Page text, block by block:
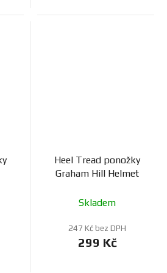
Heel Tread ponožky
Graham Hill Helmet
Skladem
247 Kč bez DPH
299 Kč